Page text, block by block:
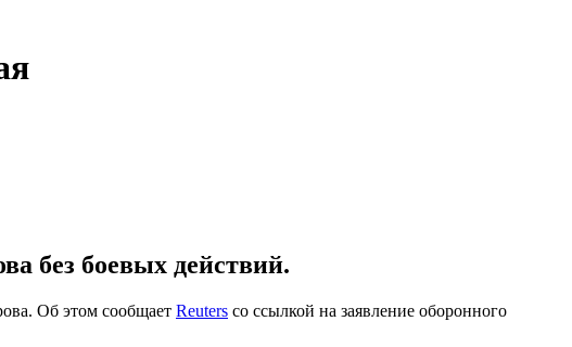
без боевых действий.
Об этом сообщает Reuters со ссылкой на заявление оборонного